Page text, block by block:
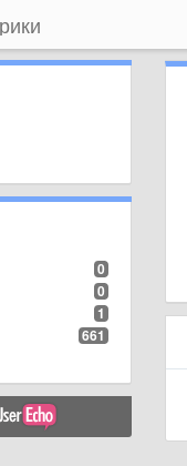
0
0
1
661